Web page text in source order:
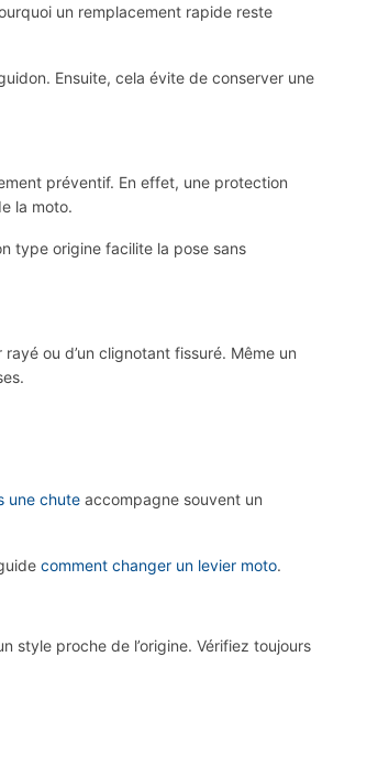
un remplacement rapide reste
Ensuite, cela évite de conserver une
préventif. En effet, une protection
la moto.
type origine facilite la pose sans
ou d’un clignotant fissuré. Même un
une chute accompagne souvent un
comment changer un levier moto.
style proche de l’origine. Vérifiez toujours